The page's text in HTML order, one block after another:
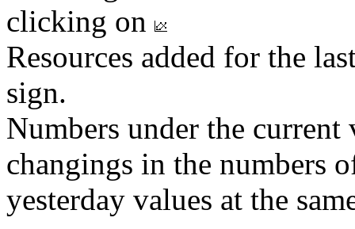
clicking on
Resources added for the
sign.
Numbers under the
changings in the numbers
yesterday values at the